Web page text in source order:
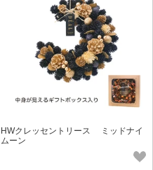
HWクレッセントリース ミッドナイ
ムーン